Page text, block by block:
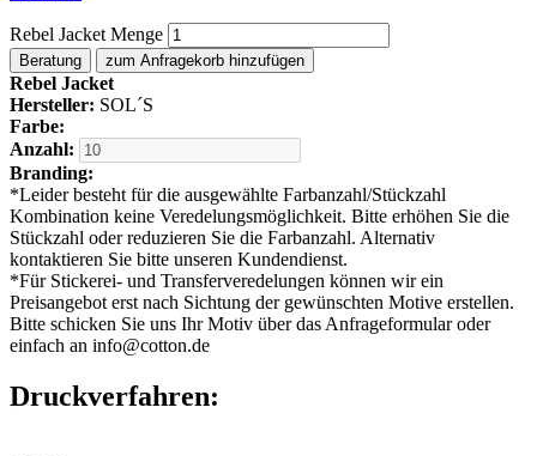
Rebel Jacket Menge
Beratung zum Anfragekorb hinzufügen
Rebel Jacket
Hersteller: SOL´S
Farbe:
Anzahl:
Branding:
*Leider besteht für die ausgewählte Farbanzahl/Stückzahl
Kombination keine Veredelungsmöglichkeit. Bitte erhöhen Sie die
Stückzahl oder reduzieren Sie die Farbanzahl. Alternativ
kontaktieren Sie bitte unseren Kundendienst.
*Für Stickerei- und Transferveredelungen können wir ein
Preisangebot erst nach Sichtung der gewünschten Motive erstellen.
Bitte schicken Sie uns Ihr Motiv über das Anfrageformular oder
einfach an info@cotton.de
Druckverfahren: